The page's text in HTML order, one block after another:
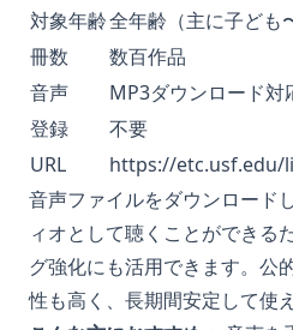
対象年齢全年齢（主に子ども
冊数
数百作品
音声
MP3ダウンロード対
登録
不要
URL
https://etc.usf.edu/
音声ファイルをダウンロード
ィオとして聴くことができる
グ強化にも活用できます。公
性も高く、長期間安定して使